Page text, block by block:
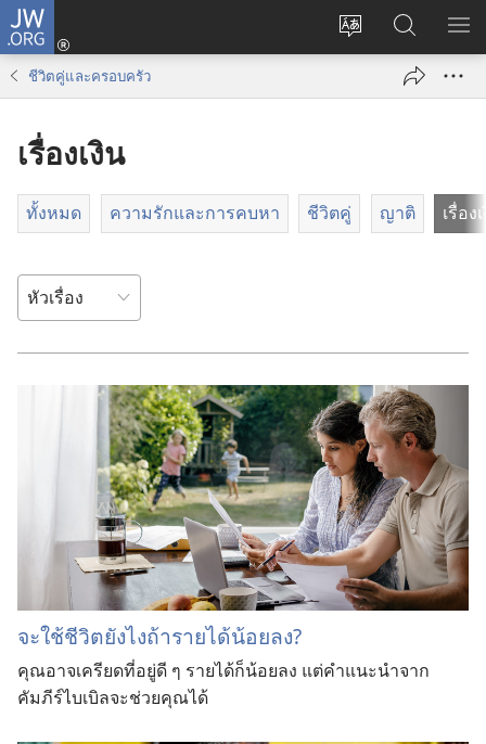
JW.ORG
เปลี่ยน
เข้า
(เปิด
ค้นหา
ใน
JW.ORG
แส
ชีวิตคู่และครอบครัว
เรื่องเงิน
ทั้งหมด ความรักและการคบหา ชีวิตคู่ ญาติ เรื่อง
จะใช้ชีวิตยังไงถ้ารายได้น้อยลง?
คุณอาจเครียดที่อยู่ดี ๆ รายได้ก็น้อยลง แต่คำแนะนำจาก
คัมภีร์ไบเบิลจะช่วยคุณได้